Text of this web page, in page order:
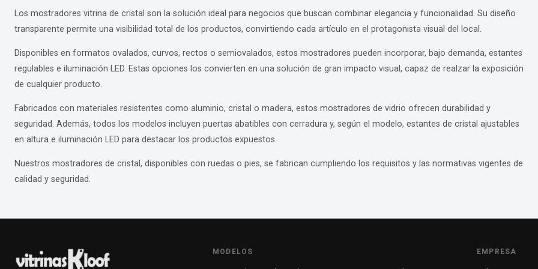
Los mostradores vitrina de cristal son la solución ideal para negocios que buscan combinar elegancia y funcionalidad. Su diseño
transparente permite una visibilidad total de los productos, convirtiendo cada artículo en el protagonista visual del local.
Disponibles en formatos ovalados, curvos, rectos o semiovalados, estos mostradores pueden incorporar, bajo demanda, estantes
regulables e iluminación LED. Estas opciones los convierten en una solución de gran impacto visual, capaz de realzar la exposición
de cualquier producto.
Fabricados con materiales resistentes como aluminio, cristal o madera, estos mostradores de vidrio ofrecen durabilidad y
seguridad. Además, todos los modelos incluyen puertas abatibles con cerradura y, según el modelo, estantes de cristal ajustables
en altura e iluminación LED para destacar los productos expuestos.
Nuestros mostradores de cristal, disponibles con ruedas o pies, se fabrican cumpliendo los requisitos y las normativas vigentes de
calidad y seguridad.
MODELOS EMPRESA